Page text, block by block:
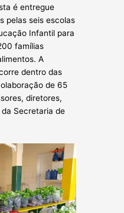
é entregue
pelas seis escolas
Infantil para
famílias
A
dentro das
de 65
diretores,
Secretaria de